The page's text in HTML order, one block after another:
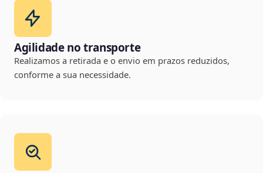
Agilidade no transporte
Realizamos a retirada e o envio em prazos reduzidos,
conforme a sua necessidade.